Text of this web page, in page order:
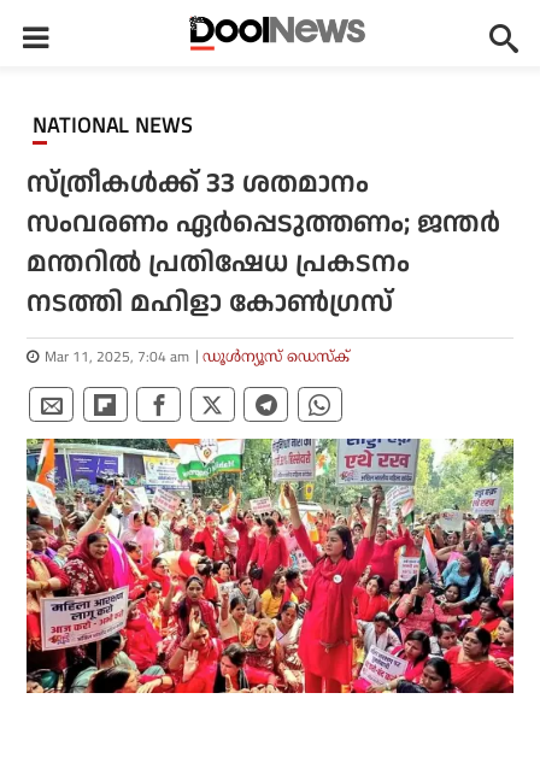
NATIONAL NEWS
സ്ത്രീകൾക്ക് 33 ശതമാനം
സംവരണം ഏർപ്പെടുത്തണം; ജന്തർ
മന്തറിൽ പ്രതിഷേധ പ്രകടനം
നടത്തി മഹിളാ കോൺഗ്രസ്
Mar 11, 2025, 7:04 am ഡൂള്‍ന്യൂസ് ഡെസ്‌ക്